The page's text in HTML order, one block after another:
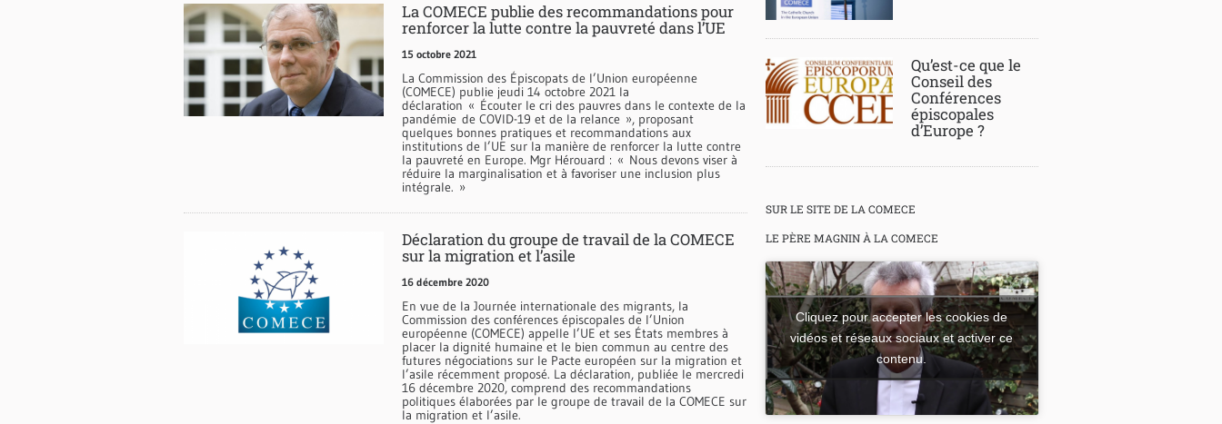
La COMECE publie des recommandations pour
renforcer la lutte contre la pauvreté dans l’UE
15 octobre 2021
La Commission des Épiscopats de l’Union européenne
(COMECE) publie jeudi 14 octobre 2021 la
déclaration « Écouter le cri des pauvres dans le contexte de la
pandémie de COVID-19 et de la relance », proposant
quelques bonnes pratiques et recommandations aux
institutions de l’UE sur la manière de renforcer la lutte contre
la pauvreté en Europe. Mgr Hérouard : « Nous devons viser à
réduire la marginalisation et à favoriser une inclusion plus
intégrale. »
Déclaration du groupe de travail de la COMECE
sur la migration et l’asile
16 décembre 2020
En vue de la Journée internationale des migrants, la
Commission des conférences épiscopales de l’Union
européenne (COMECE) appelle l’UE et ses États membres à
placer la dignité humaine et le bien commun au centre des
futures négociations sur le Pacte européen sur la migration et
l’asile récemment proposé. La déclaration, publiée le mercredi
16 décembre 2020, comprend des recommandations
politiques élaborées par le groupe de travail de la COMECE sur
la migration et l’asile.
Qu’est-ce que le
Conseil des
Conférences
épiscopales
d’Europe ?
SUR LE SITE DE LA COMECE
LE PÈRE MAGNIN À LA COMECE
Cliquez pour accepter les cookies de
vidéos et réseaux sociaux et activer ce
contenu.